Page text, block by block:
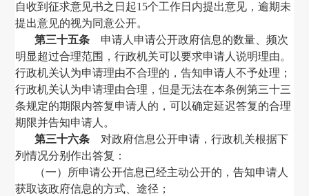
自收到征求意见书之日起15个工作日内提出意见，逾期未
提出意见的视为同意公开。
第三十五条 申请人申请公开政府信息的数量、频次
明显超过合理范围，行政机关可以要求申请人说明理由。
行政机关认为申请理由不合理的，告知申请人不予处理；
行政机关认为申请理由合理，但是无法在本条例第三十三
条规定的期限内答复申请人的，可以确定延迟答复的合理
期限并告知申请人。
第三十六条 对政府信息公开申请，行政机关根据下
列情况分别作出答复：
（一）所申请公开信息已经主动公开的，告知申请人
获取该政府信息的方式、途径；